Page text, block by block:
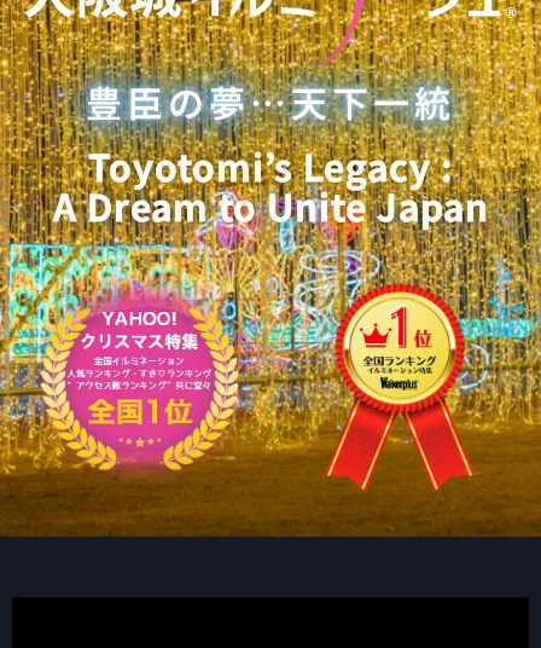
豊臣の夢…天下一統
Toyotomi’s Legacy :
A Dream to Unite Japan